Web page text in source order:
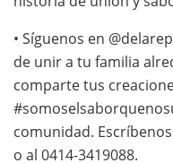
• Síguenos en
de unir a tu familia
comparte tus
comunidad.
o al 0414-3419088.